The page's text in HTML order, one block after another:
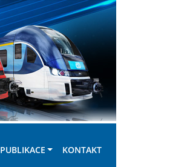
PUBLIKACE KONTAKT